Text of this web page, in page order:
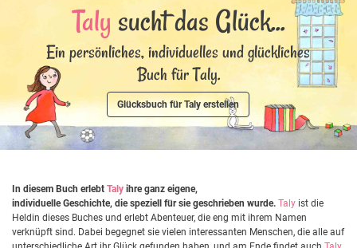
Taly sucht das Glück...
Ein persönliches, individuelles und glückliches
Buch für Taly.
Glücksbuch für Taly erstellen
In diesem Buch erlebt Taly ihre ganz eigene,
individuelle Geschichte, die speziell für sie geschrieben wurde. Taly ist die
Heldin dieses Buches und erlebt Abenteuer, die eng mit ihrem Namen
verknüpft sind. Dabei begegnet sie vielen interessanten Menschen, die alle auf